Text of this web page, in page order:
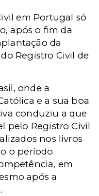
em Portugal só
após o fim da
da
Registro Civil de
onde a
e a sua boa
conduziu a que
pelo Registro Civil
nos livros
o período
em
após a